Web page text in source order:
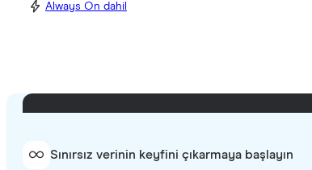
Always On dahil
Sınırsız verinin keyfini çıkarmaya başlayın